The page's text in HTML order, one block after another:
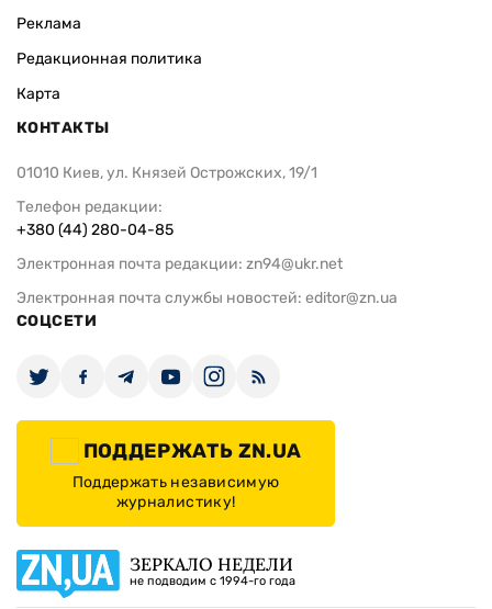
Реклама
Редакционная политика
Карта
КОНТАКТЫ
01010 Киев, ул. Князей Острожских, 19/1
Телефон редакции:
+380 (44) 280-04-85
Электронная почта редакции: zn94@ukr.net
Электронная почта службы новостей: editor@zn.ua
СОЦСЕТИ
ПОДДЕРЖАТЬ ZN.UA
Поддержать независимую
журналистику!
ЗЕРКАЛО НЕДЕЛИ
не подводим с 1994-го года